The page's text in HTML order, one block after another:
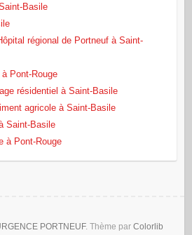
Basile
régional de Portneuf à Saint-
Pont‑Rouge
résidentiel à Saint‑Basile
agricole à Saint‑Basile
Saint-Basile
à Pont-Rouge
PORTNEUF. Thème par Colorlib